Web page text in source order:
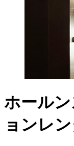
ホール
ョンレ